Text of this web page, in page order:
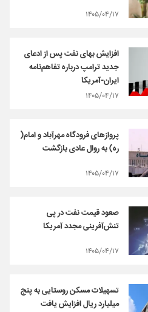
۱۴۰۵/۰۴/۱۷
افزایش بهای نفت پس از ادعای
جدید ترامپ درباره تفاهم‌نامه
ایران-آمریکا
۱۴۰۵/۰۴/۱۷
پروازهای فرودگاه مهرآباد و امام(
ره) به روال عادی بازگشت
۱۴۰۵/۰۴/۱۷
صعود قیمت نفت در پی
تنش‌آفرینی مجدد آمریکا
۱۴۰۵/۰۴/۱۷
تسهیلات مسکن روستایی به پنج
میلیارد ریال افزایش یافت